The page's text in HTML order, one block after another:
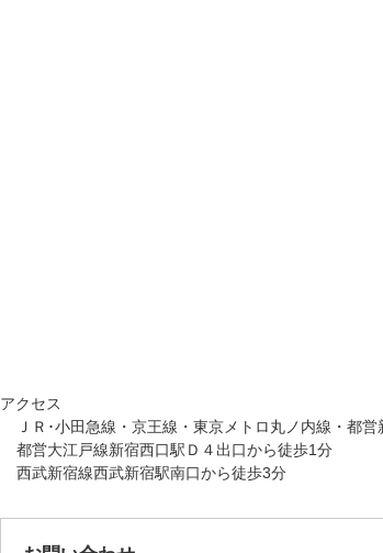
アクセス
ＪＲ･小田急線・京王線・東京メトロ丸ノ内線・都
都営大江戸線新宿西口駅Ｄ４出口から徒歩1分
西武新宿線西武新宿駅南口から徒歩3分